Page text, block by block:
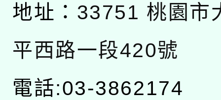
地址： 33751 桃園市
平西路一段420號
電話:03-3862174